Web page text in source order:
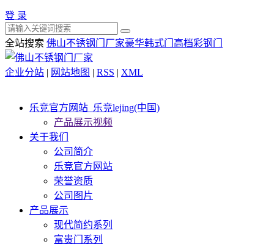
登 录
全站搜索 佛山不锈钢门厂家豪华韩式门 高档彩钢门
企业分站 | 网站地图 | RSS | XML
乐竞官方网站_乐竞lejing(中国)
产品展示视频
关于我们
公司简介
乐竞官方网站
荣誉资质
公司图片
产品展示
现代简约系列
富贵门系列